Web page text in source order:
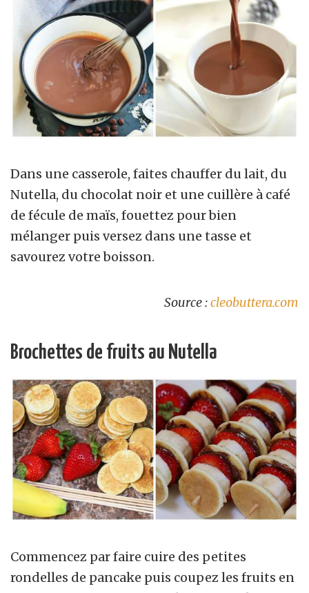
Dans une casserole, faites chauffer du lait, du
Nutella, du chocolat noir et une cuillère à café
de fécule de maïs, fouettez pour bien
mélanger puis versez dans une tasse et
savourez votre boisson.
Source :cleobuttera.com
Brochettes de fruits au Nutella
Commencez par faire cuire des petites
rondelles de pancake puis coupez les fruits en